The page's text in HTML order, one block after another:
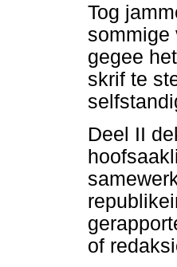
Tog
sommige
gegee
skrif te
Deel II
of